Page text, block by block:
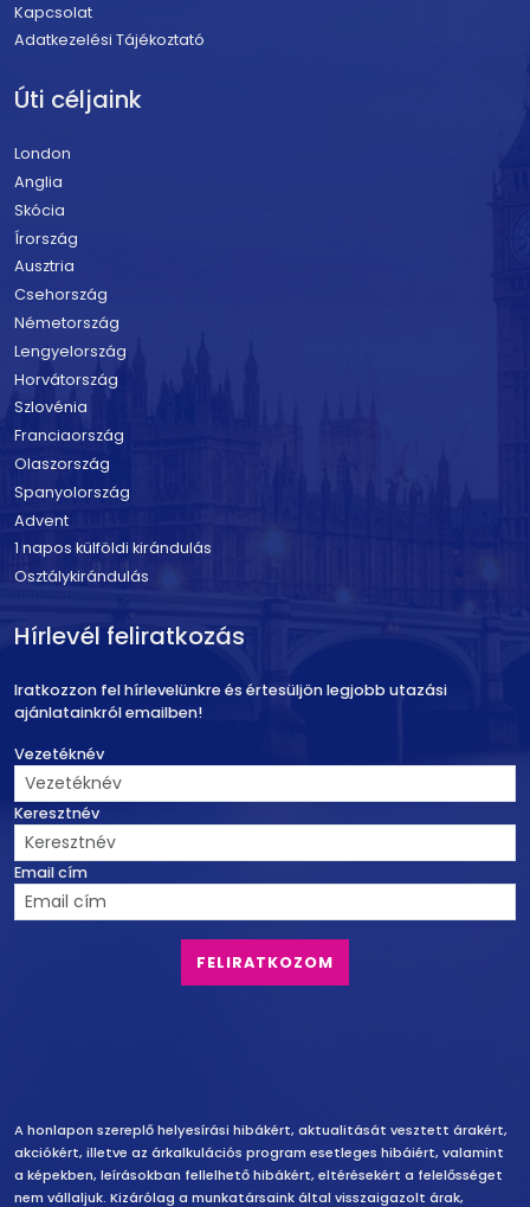
Kapcsolat
Adatkezelési Tájékoztató
Úti céljaink
London
Anglia
Skócia
Írország
Ausztria
Csehország
Németország
Lengyelország
Horvátország
Szlovénia
Franciaország
Olaszország
Spanyolország
Advent
1 napos külföldi kirándulás
Osztálykirándulás
Hírlevél feliratkozás
Iratkozzon fel hírlevelünkre és értesüljön legjobb utazási
ajánlatainkról emailben!
Vezetéknév
Keresztnév
Email cím
Felelősség vállalás
A honlapon szereplő helyesírási hibákért, aktualitását vesztett árakért,
akciókért, illetve az árkalkulációs program esetleges hibáiért, valamint
a képekben, leírásokban fellelhető hibákért, eltérésekért a felelősséget
nem vállaljuk. Kizárólag a munkatársaink által visszaigazolt árak,